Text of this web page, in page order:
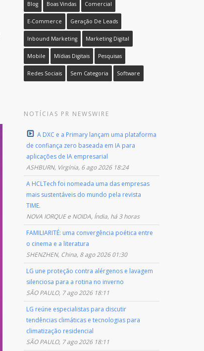
Blog Boas Vindas Comercial
E-Commerce Geração De Leads
Inbound Marketing Marketing Digital
Mobile Mídias Digitais Pesquisas
Redes Sociais Sem Categoria Software
NOTÍCIAS PR NEWSWIRE
A DXC e a Primary lançam uma plataforma
de confiança zero baseada em IA para
aplicações de IA empresarial
ASHBURN, Virgínia, 6 ago 2026 18:24
A HCLTech foi nomeada uma das empresas
mais sustentáveis do mundo pela revista
TIME.
NOVA IORQUE e NOIDA, Índia, há 3 horas
FAMILIARITÉ: uma convergência poética entre
o cinema e a literatura
SHENZHEN, China, 8 ago 2026 01:30
LG une proteção contra alérgenos e lavagem
silenciosa para a rotina no inverno
SÃO PAULO, 7 ago 2026 18:11
LG reúne especialistas para discutir
tendências climáticas e tecnologias para
climatização residencial
SÃO PAULO, 7 ago 2026 18:11